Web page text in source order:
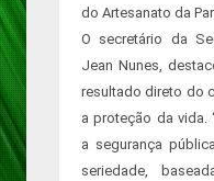
do Artesanato da
O secretário da
Jean Nunes,
resultado direto do
a proteção da vida.
a segurança
seriedade,